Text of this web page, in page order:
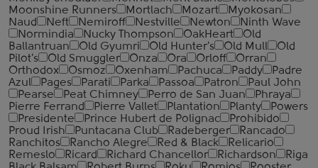
Moonshine Runners
Mortlach Mozart
Myokosan
Naud
Neft Nemiroff Nestville Newton
Ninth Wave
Normindia
Nucky Thompson OakHeart
Old
Ballantruan
Old Gyumri Old Hunter's Old Mull
Old
Pilot's
Old Smuggler Onza Ora Orloff
Orran
Orthodox
Osmoz Oxenham Pachuca Paddy
Padre
Azul
Pages Parati Parka Passoa Patron
Paul John
Pearse
Peat Chimney Perro de San Juan
Phraya
Pierre Ferrand
Pierre Vallet Plantation Planty
Powers
Presidente
Prince Hubert de Polignac
Prohibido
Proud Irish
Puntacana Club Radeberger
Rancado
Ranchitos
Rancho Alegre Red & Black
Relicario
Remeslo
Ricard Richard Chancellor Richardson
Riga